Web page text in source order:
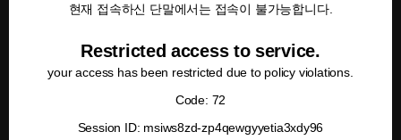
현재 접속하신 단말에서는 접속이 불가능합니다.
Restricted access to service.
your access has been restricted due to policy violations.
Code: 72
Session ID: msiws8zd-zp4qewgyyetia3xdy96